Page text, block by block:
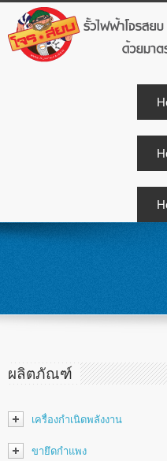
ผลิตภัณฑ์
เครื่องกำเนิดพลังงาน
ขายึดกำแพง